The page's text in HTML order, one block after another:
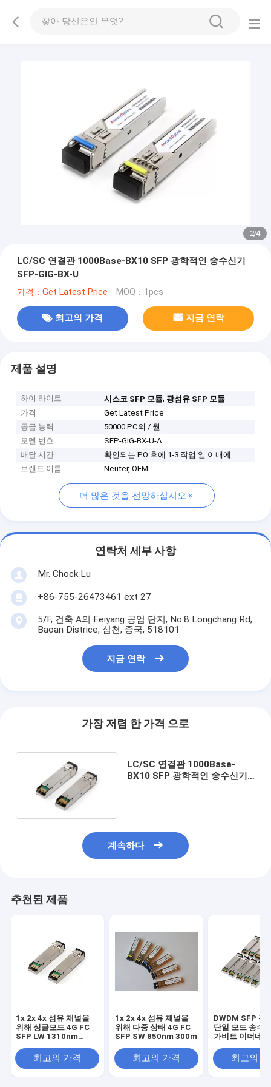
3/4
LC/SC 연결관 1000Base-BX10 SFP 광학적인 송수신기
SFP-GIG-BX-U
가격：Get Latest Price MOQ：1pcs
최고의 가격 지금 연락
제품 설명
하이 라이트 시스코 SFP 모듈, 광섬유 SFP 모듈
가격
Get Latest Price
공급 능력
50000 PC의 / 월
모델 번호
SFP-GIG-BX-U-A
배달 시간
확인되는 PO 후에 1-3 작업 일 이내에
브랜드 이름
Neuter, OEM
더 많은 것을 전망하십시오
연락처 세부 사항
Mr. Chock Lu
+86-755-26473461 ext 27
5/F, 건축 A의 Feiyang 공업 단지, No.8 Longchang Rd,
Baoan Districe, 심천, 중국, 518101
지금 연락
가장 저렴 한 가격 으로
LC/SC 연결관 1000Base-
BX10 SFP 광학적인 송수신기
계속하다
추천된 제품
1x 2x 4x 섬유 채널을
위해 싱글모드 4G FC
SFP LW 1310nm
최고의 가격
1x 2x 4x 섬유 채널을
위해 다중 상태 4G FC
SFP SW 850nm 300m
최고의 가격
DWDM SFP 광
단일 모드 송수
가비트 이더네트
최고의